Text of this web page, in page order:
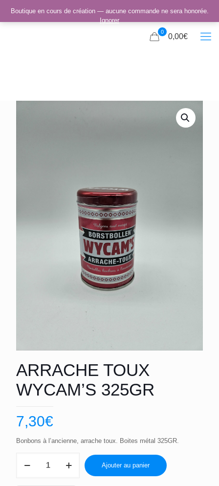
0
0,00€
ARRACHE TOUX
WYCAM’S 325GR
7,30€
Bonbons à l’ancienne, arrache toux. Boites métal 325GR.
Ajouter au panier
Boutique en cours de création — aucune commande ne sera honorée.
Ignorer